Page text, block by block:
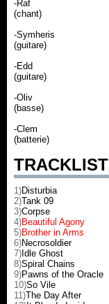
-Raf
(chant)
-Symheris
(guitare)
-Edd
(guitare)
-Oliv
(basse)
-Clem
(batterie)
TRACKLIST
1)Disturbia
2)Tank 09
3)Corpse
4)Beautiful Agony
5)Brother in Arms
6)Necrosoldier
7) Idle Ghost
8)Spiral Chains
9)Pawns of the Oracle
10)So Vile
11)The Day After